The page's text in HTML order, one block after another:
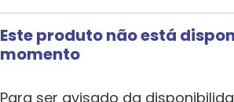
Este produto não está
momento
Para ser avisado da